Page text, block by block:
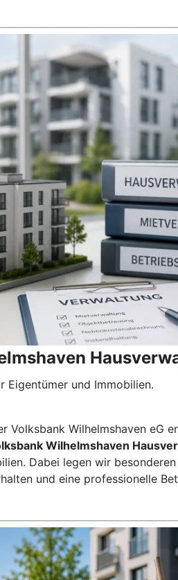
Eigentümer und Immobilien.
Volksbank Wilhelmshaven eG
Wilhelmshaven
Dabei legen wir
und eine professionelle